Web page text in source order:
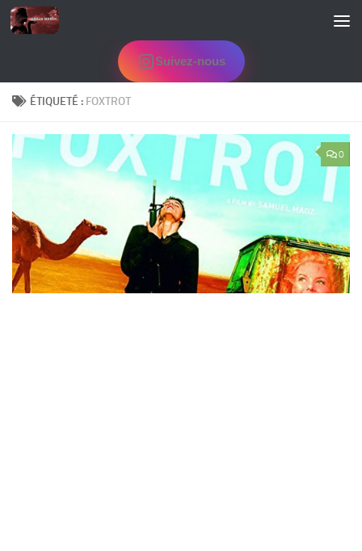
Skip to content
Suivez-nous
ÉTIQUETÉ : FOXTROT
0